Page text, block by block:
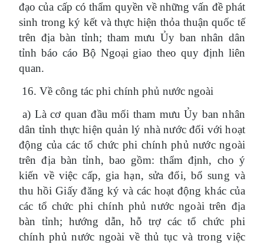
đạo của cấp có thẩm quyền về những vấn đề phát
sinh trong ký kết và thực hiện thỏa thuận quốc tế
trên địa bàn tỉnh; tham mưu Ủy ban nhân dân
tỉnh báo cáo Bộ Ngoại giao theo quy định liên
quan.
16. Về công tác phi chính phủ nước ngoài
a) Là cơ quan đầu mối tham mưu Ủy ban nhân
dân tỉnh thực hiện quản lý nhà nước đối với hoạt
động của các tổ chức phi chính phủ nước ngoài
trên địa bàn tỉnh, bao gồm: thẩm định, cho ý
kiến về việc cấp, gia hạn, sửa đổi, bổ sung và
thu hồi Giấy đăng ký và các hoạt động khác của
các tổ chức phi chính phủ nước ngoài trên địa
bàn tỉnh; hướng dẫn, hỗ trợ các tổ chức phi
chính phủ nước ngoài về thủ tục và trong việc